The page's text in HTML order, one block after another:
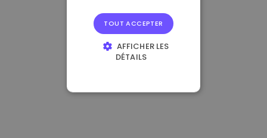
TOUT ACCEPTER
AFFICHER LES
DÉTAILS